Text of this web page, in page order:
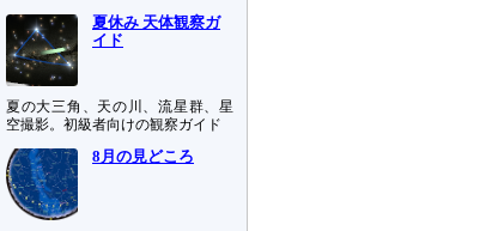
夏休み 天体観察ガ
イド
夏の大三角、天の川、流星群、星
空撮影。初級者向けの観察ガイド
8月の見どころ